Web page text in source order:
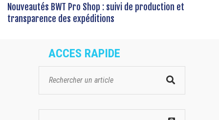
Nouveautés BWT Pro Shop : suivi de production et
transparence des expéditions
ACCES RAPIDE